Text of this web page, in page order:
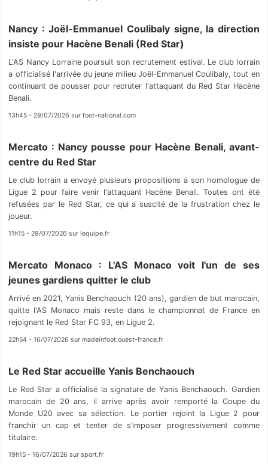
Nancy : Joël-Emmanuel Coulibaly signe, la direction
insiste pour Hacène Benali (Red Star)
L'AS Nancy Lorraine poursuit son recrutement estival. Le club lorrain
a officialisé l'arrivée du jeune milieu Joël-Emmanuel Coulibaly, tout en
continuant de pousser pour recruter l'attaquant du Red Star Hacène
Benali.
13h45 - 29/07/2026 sur foot-national.com
Mercato : Nancy pousse pour Hacène Benali, avant-
centre du Red Star
Le club lorrain a envoyé plusieurs propositions à son homologue de
Ligue 2 pour faire venir l'attaquant Hacène Benali. Toutes ont été
refusées par le Red Star, ce qui a suscité de la frustration chez le
joueur.
11h15 - 29/07/2026 sur lequipe.fr
Mercato Monaco : L'AS Monaco voit l'un de ses
jeunes gardiens quitter le club
Arrivé en 2021, Yanis Benchaouch (20 ans), gardien de but marocain,
quitte l'AS Monaco mais reste dans le championnat de France en
rejoignant le Red Star FC 93, en Ligue 2.
22h54 - 16/07/2026 sur madeinfoot.ouest-france.fr
Le Red Star accueille Yanis Benchaouch
Le Red Star a officialisé la signature de Yanis Benchaouch. Gardien
marocain de 20 ans, il arrive après avoir remporté la Coupe du
Monde U20 avec sa sélection. Le portier rejoint la Ligue 2 pour
franchir un cap et tenter de s’imposer progressivement comme
titulaire.
19h15 - 16/07/2026 sur sport.fr